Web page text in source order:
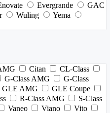
Evergrande
GAC
Wuling
Yema
Citan
CL-Class
G-Class AMG
G-Class
GLE AMG
GLE Coupe
R-Class AMG
S-Class
Vaneo Viano
Vito